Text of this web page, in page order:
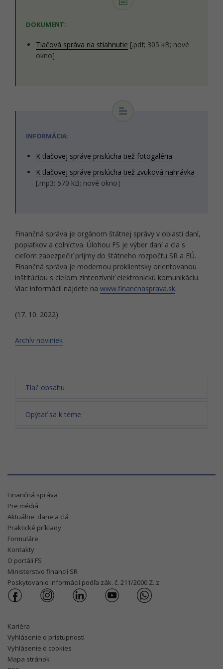
DOKUMENT:
Tlačová správa na stiahnutie [.pdf; 305 kB; nové
okno]
INFORMÁCIA:
K tlačovej správe prislúcha tiež fotogaléria
K tlačovej správe prislúcha tiež zvuková nahrávka
[.mp3; 570 kB; nové okno]
Finančná správa je orgánom štátnej správy v oblasti daní,
poplatkov a colníctva. Úlohou FS je výber daní a cla s
cieľom zabezpečiť príjmy do štátneho rozpočtu SR a EÚ.
Finančná správa je modernou proklientsky orientovanou
inštitúciou s cieľom zintenzívniť elektronickú komunikáciu.
Viac informácií nájdete na www.financnasprava.sk.
(17. 10. 2022)
Archív noviniek
Tlač obsahu
Opýtať sa k téme
Finančná správa
Pre médiá
Aktuálne: dane a clá
Praktické príklady
Formuláre
Kontakty
O portáli FS
Ministerstvo financií SR
Poskytovanie informácií podľa zák. č. 211/2000 Z. z.
Kariéra
Vyhlásenie o prístupnosti
Vyhlásenie o cookies
Mapa stránok